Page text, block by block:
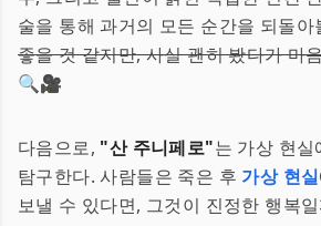
술을 통해 과거의 모든 순간을 되돌
좋을 것 같지만, 사실 괜히 봤다가 마
🔍🎥
다음으로, "산 주니페로"는 가상 현
탐구한다. 사람들은 죽은 후 가상 현실
보낼 수 있다면, 그것이 진정한 행복